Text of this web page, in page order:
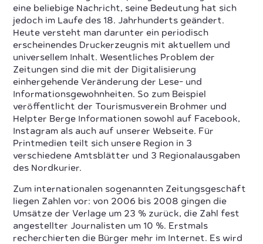
eine beliebige Nachricht, seine Bedeutung hat sich
jedoch im Laufe des 18. Jahrhunderts geändert.
Heute versteht man darunter ein periodisch
erscheinendes Druckerzeugnis mit aktuellem und
universellem Inhalt. Wesentliches Problem der
Zeitungen sind die mit der Digitalisierung
einhergehende Veränderung der Lese- und
Informationsgewohnheiten. So zum Beispiel
veröffentlicht der Tourismusverein Brohmer und
Helpter Berge Informationen sowohl auf Facebook,
Instagram als auch auf unserer Webseite. Für
Printmedien teilt sich unsere Region in 3
verschiedene Amtsblätter und 3 Regionalausgaben
des Nordkurier.
Zum internationalen sogenannten Zeitungsgeschäft
liegen Zahlen vor: von 2006 bis 2008 gingen die
Umsätze der Verlage um 23 % zurück, die Zahl fest
angestellter Journalisten um 10 %. Erstmals
recherchierten die Bürger mehr im Internet. Es wird